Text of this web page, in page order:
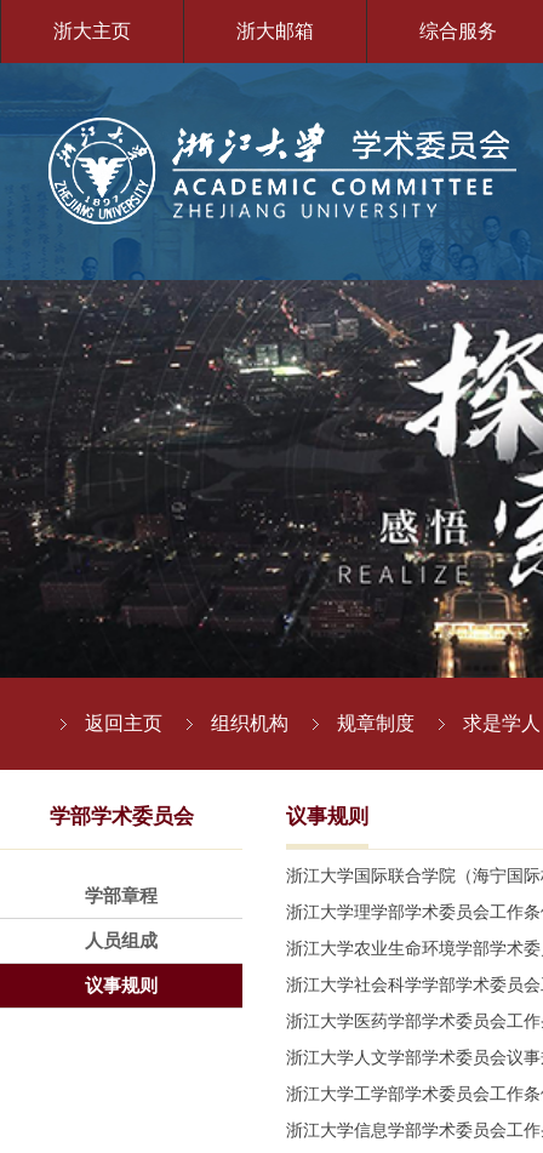
浙大主页 浙大邮箱 综合服务
返回主页 组织机构 规章制度 求是学人
学部学术委员会
学部章程
人员组成
议事规则
议事规则
浙江大学国际联合学院（海宁国
浙江大学理学部学术委员会工作
浙江大学农业生命环境学部学术
浙江大学社会科学学部学术委员
浙江大学医药学部学术委员会工
浙江大学人文学部学术委员会议
浙江大学工学部学术委员会工作条
浙江大学信息学部学术委员会工